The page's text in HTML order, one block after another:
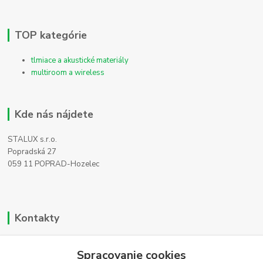
TOP kategórie
tlmiace a akustické materiály
multiroom a wireless
Kde nás nájdete
STALUX s.r.o.
Popradská 27
059 11 POPRAD-Hozelec
Kontakty
+421 911 990 200Spracovanie cookies